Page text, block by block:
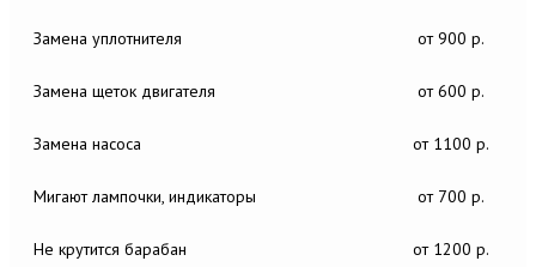
Замена уплотнителя от 900 р.
Замена щеток двигателя от 600 р.
Замена насоса от 1100 р.
Мигают лампочки, индикаторы от 700 р.
Не крутится барабан от 1200 р.